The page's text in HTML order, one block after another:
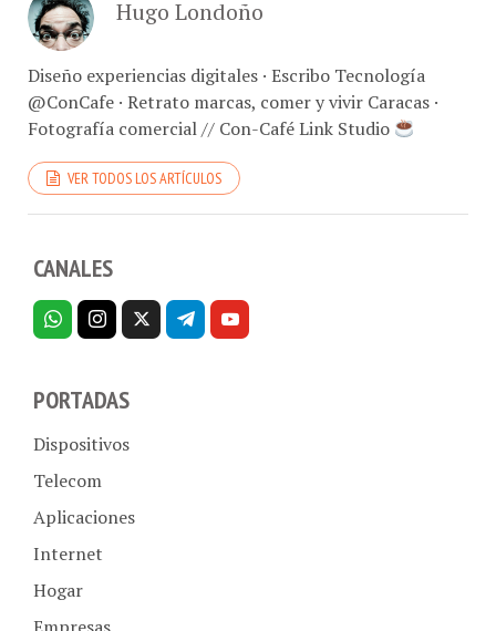
Diseño experiencias digitales · Escribo Tecnología
@ConCafe · Retrato marcas, comer y vivir Caracas ·
Fotografía comercial // Con-Café Link Studio
Telecom
Aplicaciones
Internet
Hogar
Empresas